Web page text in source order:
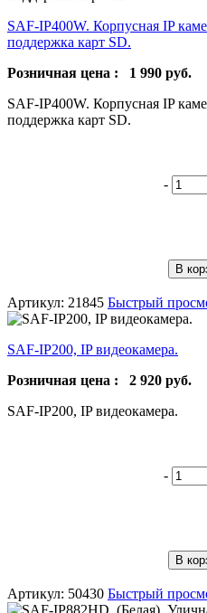
SAF-IP400W. Корпусная IP
поддержка карт SD.
Розничная цена : 1 990 руб.
SAF-IP400W. Корпусная IP
поддержка карт SD.
-
В
Артикул: 21845 Быстрый
SAF-IP200, IP видеокамера.
Розничная цена : 2 920 руб.
SAF-IP200, IP видеокамера.
-
В
Артикул: 50430 Быстрый